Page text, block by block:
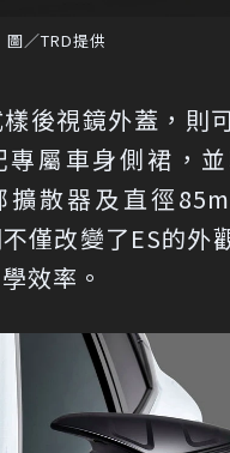
／TRD提供
後視鏡外蓋，則
專屬車身側裙，
擴散器及直徑
僅改變了ES的外
效率。